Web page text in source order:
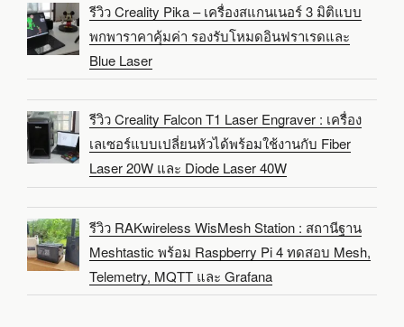
รีวิว Creality Pika – เครื่องสแกนเนอร์ 3 มิติแบบ
พกพาราคาคุ้มค่า รองรับโหมดอินฟราเรดและ
Blue Laser
รีวิว Creality Falcon T1 Laser Engraver : เครื่อง
เลเซอร์แบบเปลี่ยนหัวได้พร้อมใช้งานกับ Fiber
Laser 20W และ Diode Laser 40W
รีวิว RAKwireless WisMesh Station : สถานีฐาน
Meshtastic พร้อม Raspberry Pi 4 ทดสอบ Mesh,
Telemetry, MQTT และ Grafana